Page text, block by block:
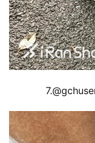
比
赛
察
7.@